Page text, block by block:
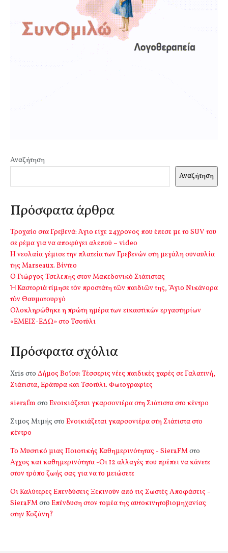
Αναζήτηση
Αναζήτηση
Πρόσφατα άρθρα
Τροχαίο στα Γρεβενά: Άγιο είχε 24χρονος που έπεσε με το SUV του
σε ρέμα για να αποφύγει αλεπού – video
Η νεολαία γέμισε την πλατεία των Γρεβενών στη μεγάλη συναυλία
της Marseaux. Βίντεο
Ο Γιώργος Τσελεπής στον Μακεδονικό Σιάτιστας
Ἡ Καστοριὰ τίμησε τὸν προστάτη τῶν παιδιῶν της, Ἅγιο Νικάνορα
τὸν Θαυματουργό
Ολοκληρώθηκε η πρώτη ημέρα των εικαστικών εργαστηρίων
«ΕΜΕΙΣ-ΕΔΩ» στο Τσοτύλι
Πρόσφατα σχόλια
Xris στο Δήμος Βοΐου: Τέσσερις νέες παιδικές χαρές σε Γαλατινή,
Σιάτιστα, Εράτυρα και Τσοτύλι. Φωτογραφίες
sierafm στο Ενοικιάζεται γκαρσονιέρα στη Σιάτιστα στο κέντρο
Σιμος Μιμής στο Ενοικιάζεται γκαρσονιέρα στη Σιάτιστα στο
κέντρο
Το Μυστικό μιας Ποιοτικής Καθημερινότητας - SieraFMστο
Αγχος και καθημερινότητα -Οι 12 αλλαγές που πρέπει να κάνετε
στον τρόπο ζωής σας για να το μειώσετε
Οι Καλύτερες Επενδύσεις Ξεκινούν από τις Σωστές Αποφάσεις -
SieraFMστο Επένδυση στον τομέα της αυτοκινητοβιομηχανίας
στην Κοζάνη?